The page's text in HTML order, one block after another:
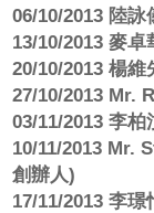
06/10/2013 陸
13/10/2013 麥
20/10/2013 楊
27/10/2013 Mr.
03/11/2013 李
10/11/2013 Mr.
創辦人)
17/11/2013 李